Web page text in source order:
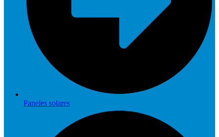
Paneles solares